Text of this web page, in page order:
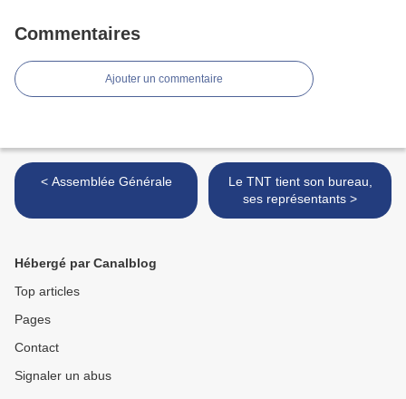
Commentaires
Ajouter un commentaire
< Assemblée Générale
Le TNT tient son bureau,
ses représentants >
Hébergé par Canalblog
Top articles
Pages
Contact
Signaler un abus